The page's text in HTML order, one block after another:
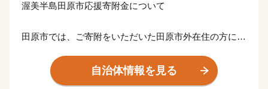
渥美半島田原市応援寄附金について
田原市では、ご寄附をいただいた田原市外在住の方に、
の返礼品をお贈りいたします。
自治体情報を見る